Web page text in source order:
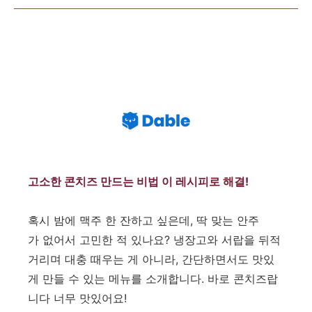
고소한 콘치즈 만드는 비법 이 레시피로 해결!
혹시 밤에 맥주 한 잔하고 싶은데, 딱 맞는 안주
가 없어서 고민한 적 있나요? 냉장고와 서랍을 뒤적
거리며 대충 때우는 게 아니라, 간단하면서도 맛있
게 만들 수 있는 메뉴를 소개합니다. 바로 콘치즈랍
니다 너무 맛있어요!